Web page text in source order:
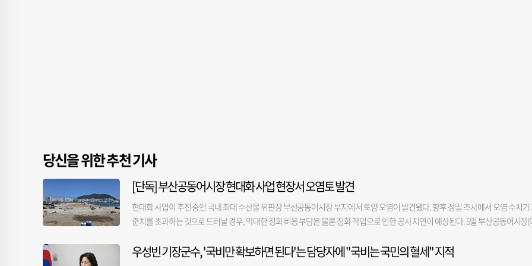
당신을 위한 추천 기사
[단독] 부산공동어시장 현대화 사업 현장서 오염토 발견
현대화 사업이 추진 중인 국내 최대 수산물 위판장 부산공동어시장 부지에서 토양 오염이 발견됐다. 향후 정밀 조사에서 오염 수치가
준치를 초과하는 것으로 드러날 경우, 막대한 정화 비용 부담은 물론 정화 작업으로 인한 공사 지연이 예상된다. 5일 부산공동어시장(
중 오염된 것으로 추정되는 토양을 발견했다. 시공사는 자체적으로 2곳에서 시료를 채취해 토질 조사를 진행한 뒤 해당 결과를 부산시
우성빈 기장군수, '국비만 확보하면 된다'는 담당자에 "국비는 국민의 혈세" 지적